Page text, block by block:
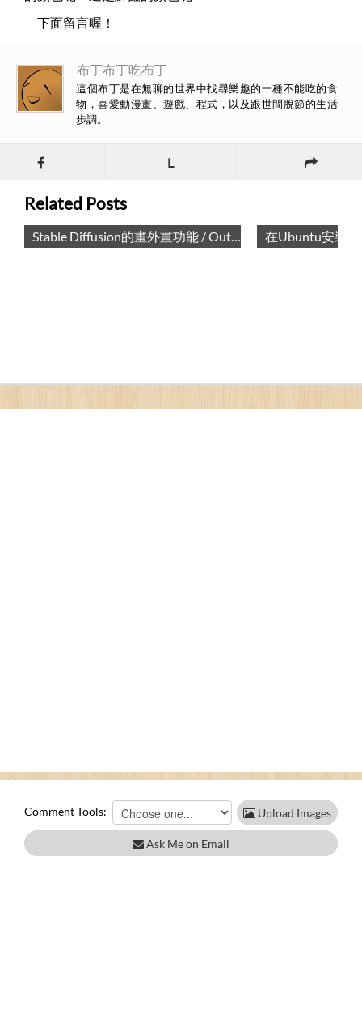
下面留言喔！
布丁布丁吃布丁
這個布丁是在無聊的世界中找尋樂趣的一種不能吃的食
物，喜愛動漫畫、遊戲、程式，以及跟世間脫節的生活
步調。
L
Related Posts
Stable Diffusion的畫外畫功能 / Out Paint in Stable Diffusion 在Ubuntu安裝Stable Diffusion Web UI / Install Stable Diffusion Web UI in Ubuntu
Comment Tools: Upload Images
Ask Me on Email